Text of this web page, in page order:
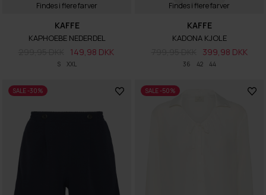
Findes i flere farver
S XXL
KAFFE
KAPHOEBE NEDERDEL
149,98 DKK
Findes i flere farver
36 42 44
KAFFE
KADONA KJOLE
399,98 DKK
SALE -30% SALE -50%